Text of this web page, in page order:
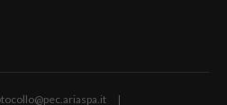
|